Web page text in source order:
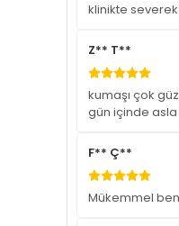
klinikte
Z** T**
kumaşı çok
gün içinde
F** Ç**
Mükemmel